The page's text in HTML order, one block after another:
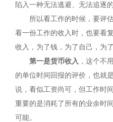
陷入一种无法逃避、无法追逐的
所以看工作的时候，要评
看一份工作的收入时，也要看
收入，为了钱，为了自己，为了
第一是货币收入 ，这个不
的单位时间回报的评价，也就
说，看似工资尚可，但工作时
重要的是消耗了所有的业余时
可能。